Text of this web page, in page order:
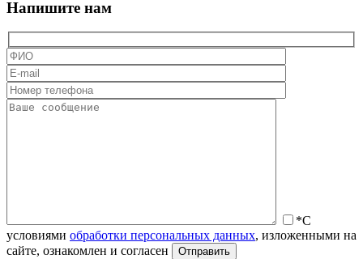
Напишите нам
*С
условиями обработки персональных данных, изложенными на
сайте, ознакомлен и согласен